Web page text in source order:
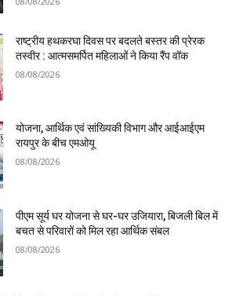
राष्ट्रीय हथकरघा दिवस पर बदलते बस्तर की प्रेरक
तस्वीर : आत्मसमर्पित महिलाओं ने किया रैंप वॉक
08/08/2026
योजना, आर्थिक एवं सांख्यिकी विभाग और आईआईएम
रायपुर के बीच एमओयू
08/08/2026
पीएम सूर्य घर योजना से घर-घर उजियारा, बिजली बिल में
बचत से परिवारों को मिल रहा आर्थिक संबल
08/08/2026